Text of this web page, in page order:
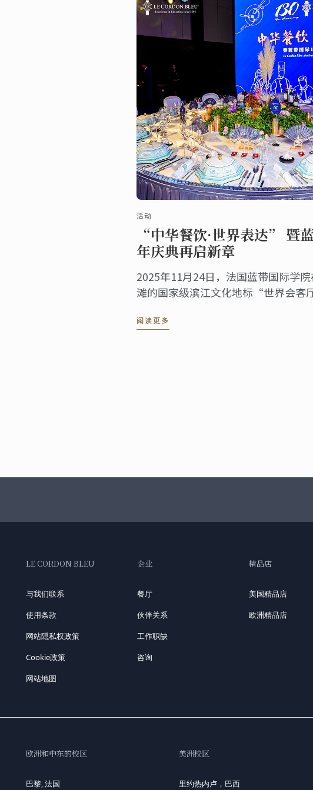
活动
“中华餐饮·世界表达” 暨
年庆典再启新章
2025年11月24日，法国蓝带国际学
滩的国家级滨江文化地标“世界会客
活动。来自多个国家的驻沪总领事、
阅读更多
LE CORDON BLEU
与我们联系
使用条款
网站隠私权政策
Cookie政策
网站地图
企业
餐厅
伙伴关系
工作职缺
咨询
精品店
美国精品店
欧洲精品店
欧洲和中东的校区
巴黎, 法国
美洲校区
里约热内卢，巴西